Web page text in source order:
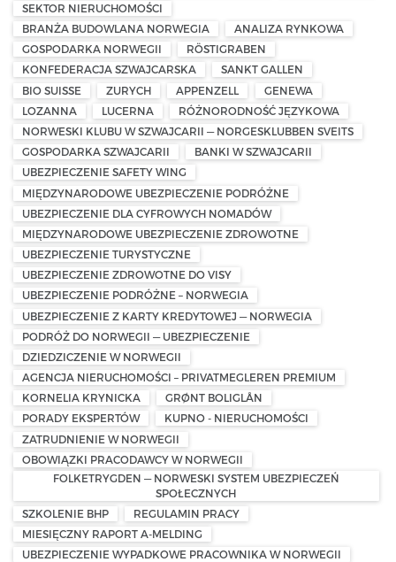
SEKTOR NIERUCHOMOŚCI
BRANŻA BUDOWLANA NORWEGIA
ANALIZA RYNKOWA
GOSPODARKA NORWEGII
RÖSTIGRABEN
KONFEDERACJA SZWAJCARSKA
SANKT GALLEN
BIO SUISSE
ZURYCH APPENZELL
GENEWA
LOZANNA
LUCERNA
RÓŻNORODNOŚĆ JĘZYKOWA
NORWESKI KLUBU W SZWAJCARII — NORGESKLUBBEN SVEITS
GOSPODARKA SZWAJCARII
BANKI W SZWAJCARII
UBEZPIECZENIE SAFETY WING
MIĘDZYNARODOWE UBEZPIECZENIE PODRÓŻNE
UBEZPIECZENIE DLA CYFROWYCH NOMADÓW
MIĘDZYNARODOWE UBEZPIECZENIE ZDROWOTNE
UBEZPIECZENIE TURYSTYCZNE
UBEZPIECZENIE ZDROWOTNE DO VISY
UBEZPIECZENIE PODRÓŻNE – NORWEGIA
UBEZPIECZENIE Z KARTY KREDYTOWEJ — NORWEGIA
PODRÓŻ DO NORWEGII — UBEZPIECZENIE
DZIEDZICZENIE W NORWEGII
AGENCJA NIERUCHOMOŚCI – PRIVATMEGLEREN PREMIUM
KORNELIA KRYNICKA
GRØNT BOLIGLÅN
PORADY EKSPERTÓW
KUPNO - NIERUCHOMOŚCI
ZATRUDNIENIE W NORWEGII
OBOWIĄZKI PRACODAWCY W NORWEGII
FOLKETRYGDEN — NORWESKI SYSTEM UBEZPIECZEŃ
SPOŁECZNYCH
SZKOLENIE BHP
REGULAMIN PRACY
MIESIĘCZNY RAPORT A-MELDING
UBEZPIECZENIE WYPADKOWE PRACOWNIKA W NORWEGII